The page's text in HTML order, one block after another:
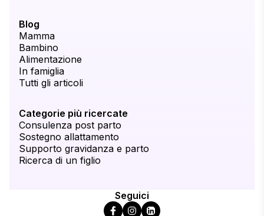
Blog
Mamma
Bambino
Alimentazione
In famiglia
Tutti gli articoli
Categorie più ricercate
Consulenza post parto
Sostegno allattamento
Supporto gravidanza e parto
Ricerca di un figlio
Seguici